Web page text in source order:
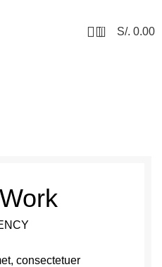
0 S/. 0.00
consectetuer